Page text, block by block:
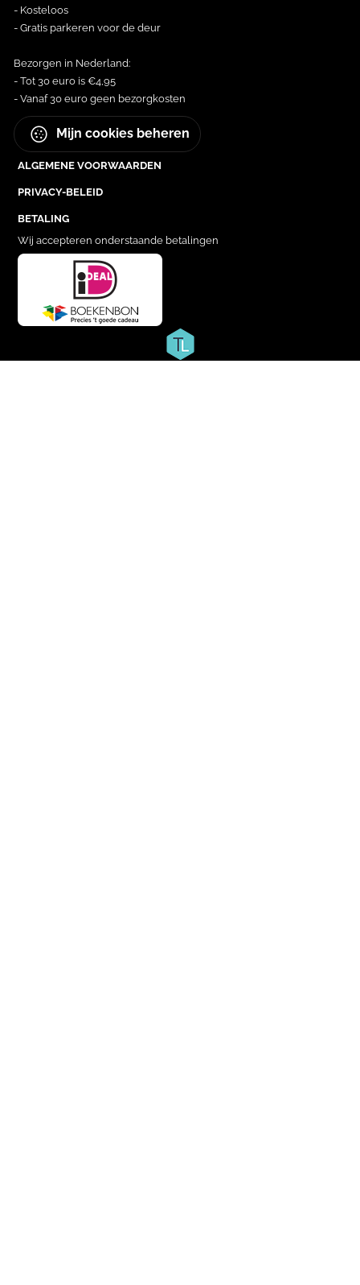
- Kosteloos
- Gratis parkeren voor de deur
Bezorgen in Nederland:
- Tot 30 euro is €4,95
- Vanaf 30 euro geen bezorgkosten
Mijn cookies beheren
ALGEMENE VOORWAARDEN
PRIVACY-BELEID
BETALING
Wij accepteren onderstaande betalingen